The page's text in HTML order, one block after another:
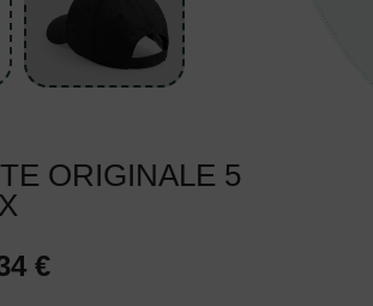
ORIGINALE 5
€